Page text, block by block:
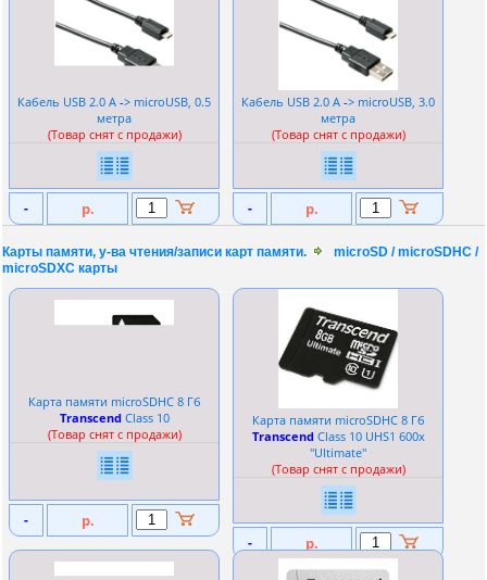
Кабель USB 2.0 A -> microUSB, 0.5
метра
(Товар снят с продажи)
- р.
Кабель USB 2.0 A -> microUSB, 3.0
метра
(Товар снят с продажи)
- р.
Карты памяти, у-ва чтения/записи карт памяти.
microSD / microSDHC /
microSDXC карты
Карта памяти microSDHC 8 Гб
TranscendСlass 10
(Товар снят с продажи)
- р.
Карта памяти microSDHC 8 Гб
TranscendСlass 10 UHS1 600x
''Ultimate''
(Товар снят с продажи)
- р.